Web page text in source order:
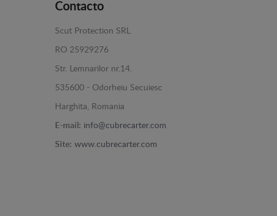
Contacto
Scut Protection SRL
RO 25929276
Str. Lemnarilor nr.14.
535600 - Odorheiu Secuiesc
Harghita, Romania
E-mail: info@cubrecarter.com
Site: www.cubrecarter.com